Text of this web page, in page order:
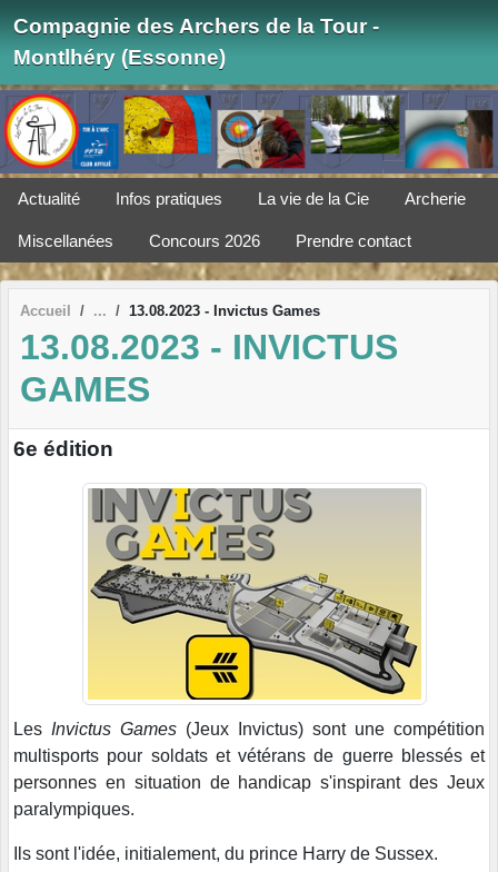
Compagnie des Archers de la Tour -
Montlhéry (Essonne)
Actualité Infos pratiques La vie de la Cie Archerie
Miscellanées Concours 2026 Prendre contact
Accueil 13.08.2023 - Invictus Games
13.08.2023 - INVICTUS
GAMES
6e édition
Les Invictus Games (Jeux Invictus) sont une compétition
multisports pour soldats et vétérans de guerre blessés et
personnes en situation de handicap s'inspirant des Jeux
paralympiques.
Ils sont l'idée, initialement, du prince Harry de Sussex.